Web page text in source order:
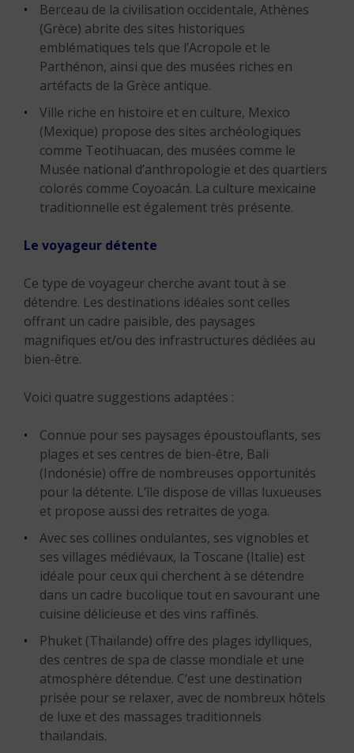
Berceau de la civilisation occidentale, Athènes
(Grèce) abrite des sites historiques
emblématiques tels que l’Acropole et le
Parthénon, ainsi que des musées riches en
artéfacts de la Grèce antique.
Ville riche en histoire et en culture, Mexico
(Mexique) propose des sites archéologiques
comme Teotihuacan, des musées comme le
Musée national d’anthropologie et des quartiers
colorés comme Coyoacán. La culture mexicaine
traditionnelle est également très présente.
Le voyageur détente
Ce type de voyageur cherche avant tout à se
détendre. Les destinations idéales sont celles
offrant un cadre paisible, des paysages
magnifiques et/ou des infrastructures dédiées au
bien-être.
Voici quatre suggestions adaptées :
Connue pour ses paysages époustouflants, ses
plages et ses centres de bien-être, Bali
(Indonésie) offre de nombreuses opportunités
pour la détente. L’île dispose de villas luxueuses
et propose aussi des retraites de yoga.
Avec ses collines ondulantes, ses vignobles et
ses villages médiévaux, la Toscane (Italie) est
idéale pour ceux qui cherchent à se détendre
dans un cadre bucolique tout en savourant une
cuisine délicieuse et des vins raffinés.
Phuket (Thaïlande) offre des plages idylliques,
des centres de spa de classe mondiale et une
atmosphère détendue. C’est une destination
prisée pour se relaxer, avec de nombreux hôtels
de luxe et des massages traditionnels
thaïlandais.